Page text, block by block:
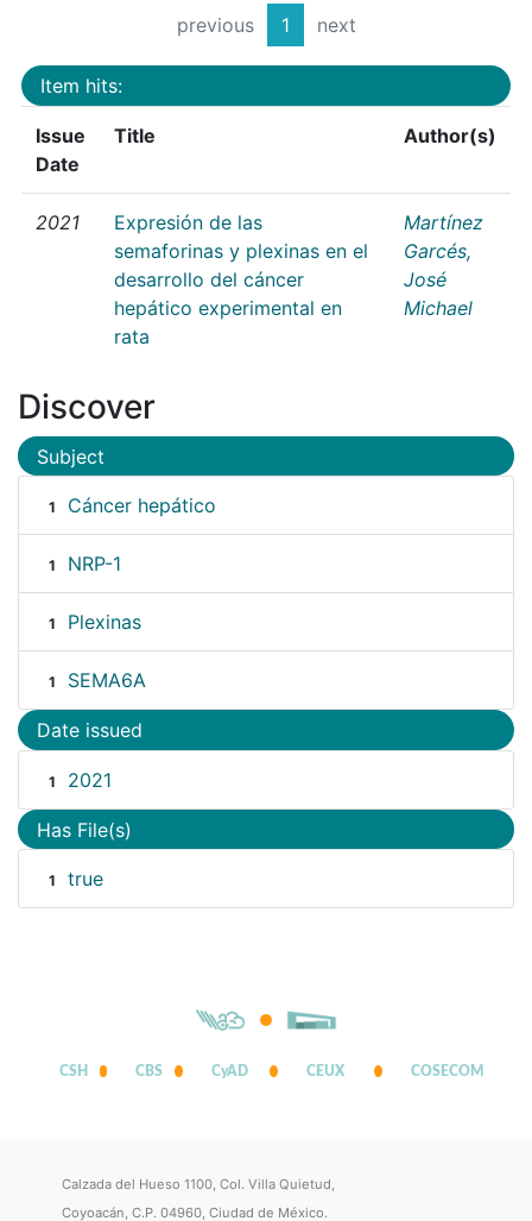
previous 1 next
Item hits:
Issue
Date
Title Author(s)
2021
Expresión de las
semaforinas y plexinas en el
desarrollo del cáncer
hepático experimental en
rata
Martínez
Garcés,
José
Michael
Discover
Subject
1 Cáncer hepático
1 NRP-1
1 Plexinas
1 SEMA6A
Date issued
1 2021
Has File(s)
1 true
CSH CBS CyAD CEUX COSECOM
Calzada del Hueso 1100, Col. Villa Quietud,
Coyoacán, C.P. 04960, Ciudad de México.